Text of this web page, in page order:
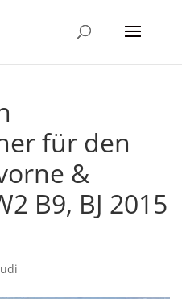
für den
&
B9, BJ 2015